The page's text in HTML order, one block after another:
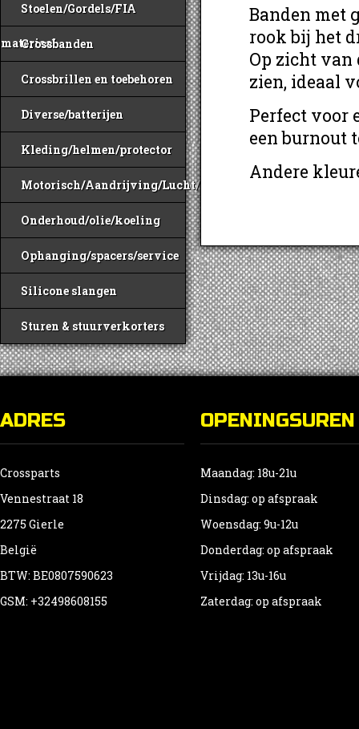
Stoelen/Gordels/FIA
materiaal
Crossbanden
Crossbrillen en toebehoren
Diverse/batterijen
Kleding/helmen/protector
Motorisch/Aandrijving/Lucht/Benzine
Onderhoud/olie/koeling
Ophanging/spacers/service
Silicone slangen
Sturen & stuurverkorters
Banden met
rook bij het
Op zicht van
zien, ideaal
Perfect voor
een burnout
Andere
ADRES
Crossparts
Vennestraat 18
2275 Gierle
België
BTW: BE0807590623
GSM: +32498608155
OPENINGSUREN
Maandag: 18u-21u
Dinsdag: op afspraak
Woensdag: 9u-12u
Donderdag: op afspraak
Vrijdag: 13u-16u
Zaterdag: op afspraak